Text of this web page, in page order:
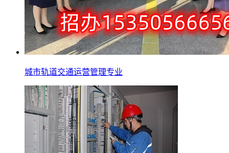
城市轨道交通运营管理专业